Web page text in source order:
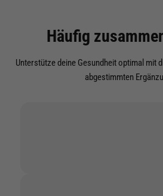
Häufig
Unterstütze deine Gesundheit optimal mit
abgestimmten